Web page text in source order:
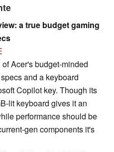
a true budget gaming
Acer's budget-minded
and a keyboard
Copilot key. Though its
lit keyboard gives it an
performance should be
gen components it's